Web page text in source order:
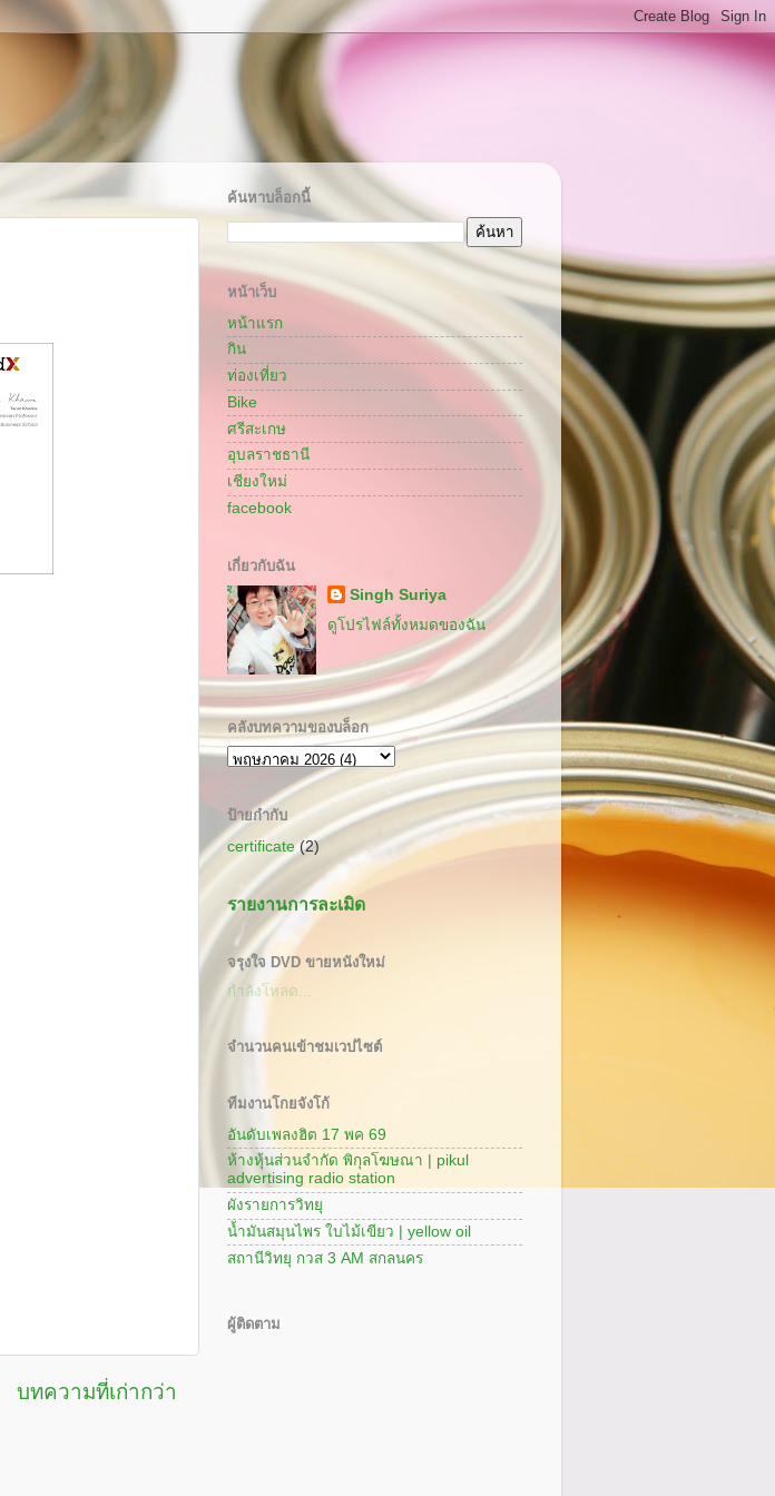
บทความที่เก่ากว่า
ค้นหาบล็อกนี้
หน้าเว็บ
หน้าแรก
กิน
ท่องเที่ยว
Bike
ศรีสะเกษ
อุบลราชธานี
เชียงใหม่
facebook
เกี่ยวกับฉัน
Singh Suriya
ดูโปรไฟล์ทั้งหมดของฉัน
คลังบทความของบล็อก
ป้ายกำกับ
certificate (2)
รายงานการละเมิด
จรุงใจ DVD ขายหนังใหม่
กำลังโหลด...
จำนวนคนเข้าชมเวปไซต์
ทีมงานโกยจังโก้
อันดับเพลงฮิต 17 พค 69
ห้างหุ้นส่วนจำกัด พิกุลโฆษณา | pikul
advertising radio station
ผังรายการวิทยุ
น้ำมันสมุนไพร ใบไม้เขียว | yellow oil
สถานีวิทยุ กวส 3 AM สกลนคร
ผู้ติดตาม